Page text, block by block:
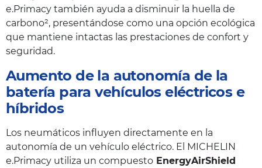
e.Primacy también ayuda a disminuir la huella de
carbono², presentándose como una opción ecológica
que mantiene intactas las prestaciones de confort y
seguridad.
Aumento de la autonomía de la
batería para vehículos eléctricos e
híbridos
Los neumáticos influyen directamente en la
autonomía de un vehículo eléctrico. El MICHELIN
e.Primacy utiliza un compuesto EnergyAirShield